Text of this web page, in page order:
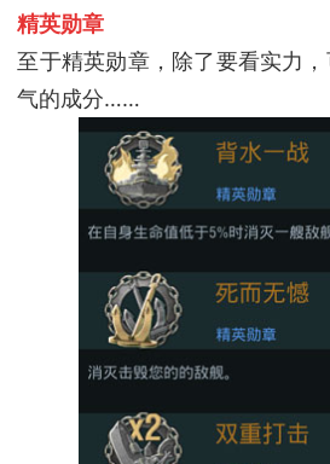
精英勋章
至于精英勋章，除了要看实力
气的成分……